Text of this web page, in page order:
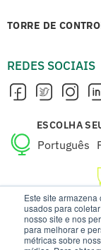
Este site
usados para
nosso site e nos
para melhorar e
métricas sobre
TORRE DE
REDES SOCIAIS
ESCOLHA
Português
English EN